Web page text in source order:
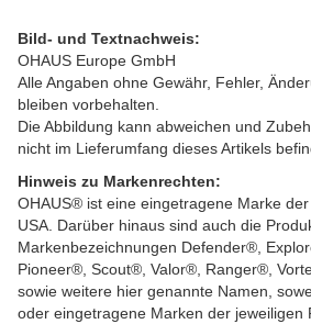
Bild- und Textnachweis:
OHAUS Europe GmbH
Alle Angaben ohne Gewähr, Fehler,
bleiben vorbehalten.
Die Abbildung kann abweichen und
nicht im Lieferumfang dieses Artikels
Hinweis zu Markenrechten:
OHAUS® ist eine eingetragene Marke
USA. Darüber hinaus sind auch die
Markenbezeichnungen Defender®,
Pioneer®, Scout®, Valor®, Ranger®,
sowie weitere hier genannte Namen,
oder eingetragene Marken der jeweiligen